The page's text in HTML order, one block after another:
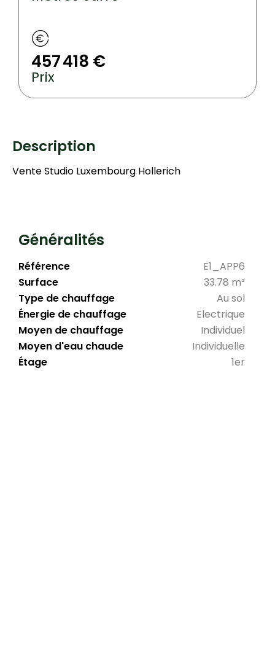
457 418 €
Prix
Description
Vente Studio Luxembourg Hollerich
Généralités
Référence
E1_APP6
Surface
33.78 m²
Type de chauffage
Au sol
Énergie de chauffage
Electrique
Moyen de chauffage
Individuel
Moyen d'eau chaude
Individuelle
Étage
1er